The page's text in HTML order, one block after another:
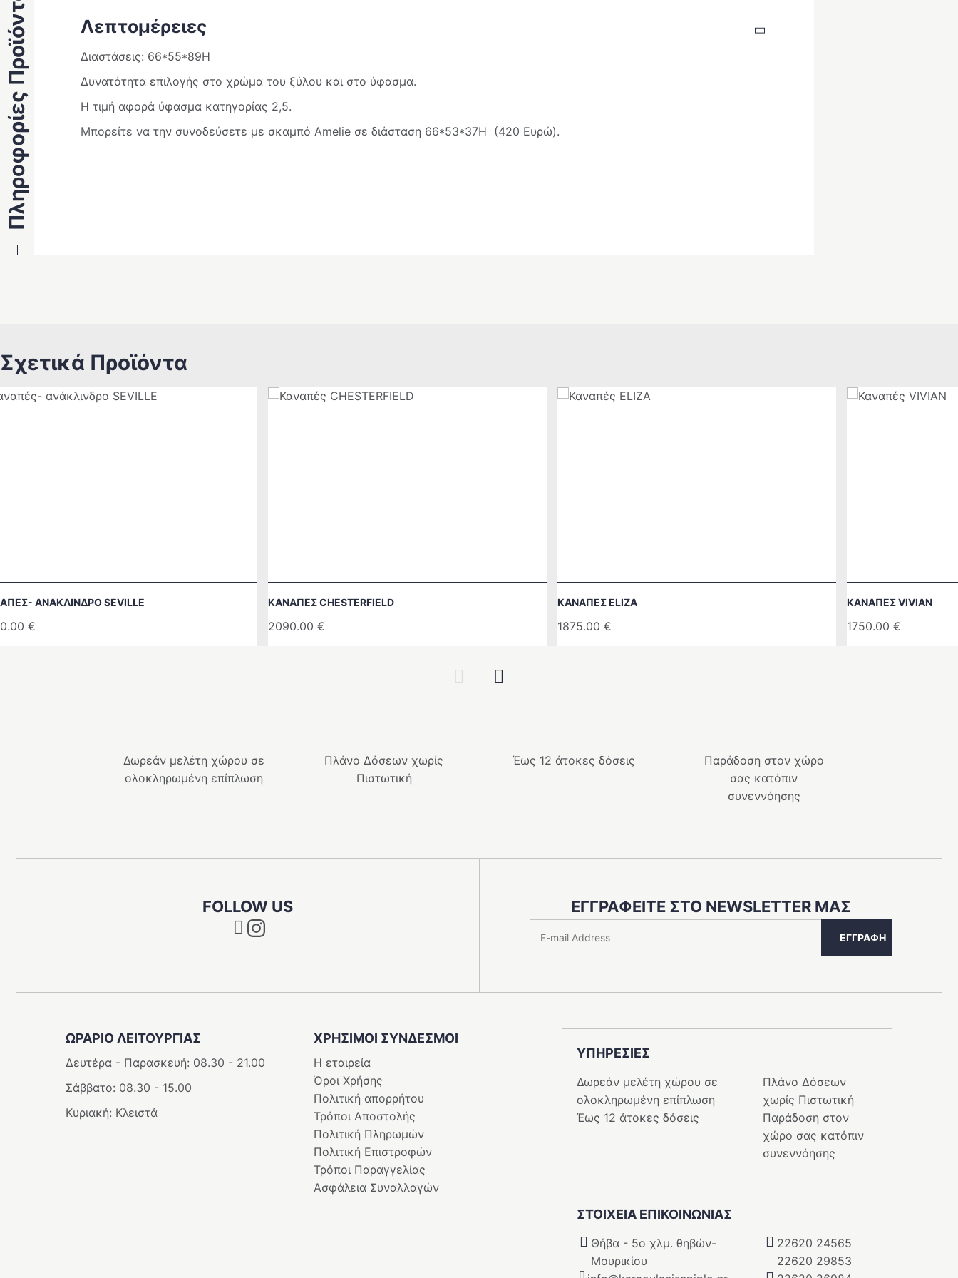
Πληροφορίες Προϊόντος Λεπτομέρειες
Διαστάσεις: 66*55*89Η
Δυνατότητα επιλογής στο χρώμα του ξύλου και στο ύφασμα.
Η τιμή αφορά ύφασμα κατηγορίας 2,5.
Μπορείτε να την συνοδεύσετε με σκαμπό Amelie σε διάσταση 66*53*37Η (420 Ευρώ).
Σχετικά Προϊόντα
Previous
ΑΝΆΚΛΙΝΔΡΟ SEVILLE
€
ΚΑΝΑΠΈΣ CHESTERFIELD
2090.00 €
ΚΑΝΑΠΈΣ ELIZA
1875.00 €
ΚΑΝΑΠΈΣ VIVIAN
1750.00 €
Next
Δωρεάν μελέτη χώρου σε
ολοκληρωμένη επίπλωση
Πλάνο Δόσεων χωρίς
Πιστωτική
Έως 12 άτοκες δόσεις
Παράδοση στον χώρο
σας κατόπιν
συνεννόησης
FOLLOW US
Instagram
ΕΓΓΡΑΦΕΊΤΕ ΣΤΟ NEWSLETTER ΜΑΣ
ΕΓΓΡΑΦΉ
ΩΡΑΡΙΟ ΛΕΙΤΟΥΡΓΊΑΣ
Δευτέρα - Παρασκευή: 08.30 - 21.00
Σάββατο: 08.30 - 15.00
Κυριακή: Κλειστά
ΧΡΗΣΙΜΟΙ ΣΥΝΔΕΣΜΟΙ
Η εταιρεία
Όροι Χρήσης
Πολιτική απορρήτου
Τρόποι Αποστολής
Πολιτική Πληρωμών
Πολιτική Επιστροφών
Τρόποι Παραγγελίας
Ασφάλεια Συναλλαγών
ΥΠΗΡΕΣIΕΣ
Δωρεάν μελέτη χώρου σε
ολοκληρωμένη επίπλωση
Πλάνο Δόσεων
χωρίς Πιστωτική
Έως 12 άτοκες δόσεις
Παράδοση στον
χώρο σας κατόπιν
συνεννόησης
ΣΤΟΙΧΕΙΑ ΕΠΙΚΟΙΝΩΝΙΑΣ
Θήβα - 5o χλμ. θηβών-
Μουρικίου
22620 24565
22620 29853